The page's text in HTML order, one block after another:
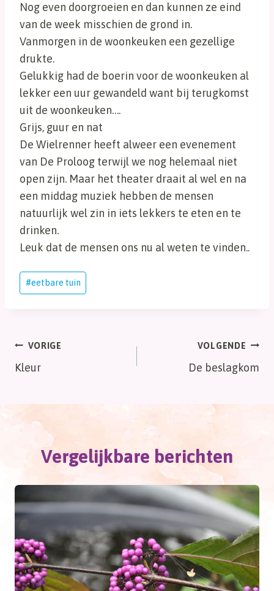
Nog even doorgroeien en dan kunnen ze eind
van de week misschien de grond in.
Vanmorgen in de woonkeuken een gezellige
drukte.
Gelukkig had de boerin voor de woonkeuken al
lekker een uur gewandeld want bij terugkomst
uit de woonkeuken….
Grijs, guur en nat
De Wielrenner heeft alweer een evenement
van De Proloog terwijl we nog helemaal niet
open zijn. Maar het theater draait al wel en na
een middag muziek hebben de mensen
natuurlijk wel zin in iets lekkers te eten en te
drinken.
Leuk dat de mensen ons nu al weten te vinden..
Bericht
tags:
#eetbare tuin
Bericht
navigatie
VORIGE
Kleur
VOLGENDE
De beslagkom
Vergelijkbare berichten